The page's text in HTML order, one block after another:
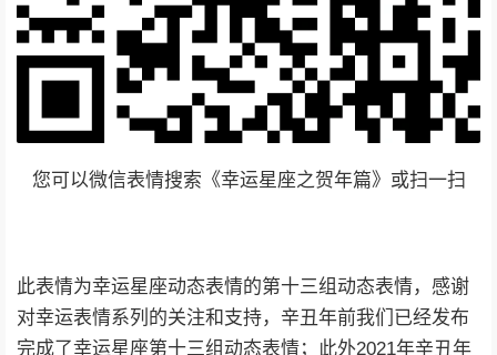
您可以微信表情搜索《幸运星座之贺年篇》或扫一扫
此表情为幸运星座动态表情的第十三组动态表情，感谢
对幸运表情系列的关注和支持，辛丑年前我们已经发布
完成了幸运星座第十三组动态表情；此外2021年辛丑年